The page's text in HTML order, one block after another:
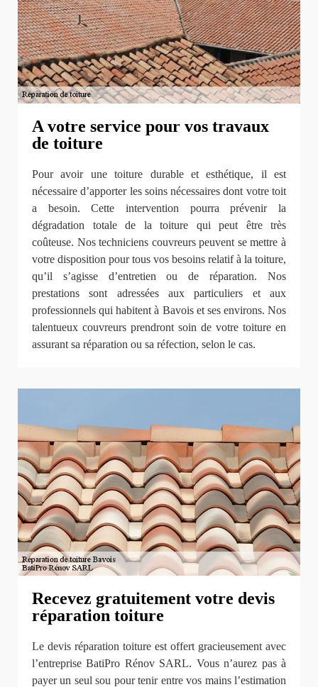
A votre service pour vos travaux
de toiture
Pour avoir une toiture durable et esthétique, il est
nécessaire d’apporter les soins nécessaires dont votre toit
a besoin. Cette intervention pourra prévenir la
dégradation totale de la toiture qui peut être très
coûteuse. Nos techniciens couvreurs peuvent se mettre à
votre disposition pour tous vos besoins relatif à la toiture,
qu’il s’agisse d’entretien ou de réparation. Nos
prestations sont adressées aux particuliers et aux
professionnels qui habitent à Bavois et ses environs. Nos
talentueux couvreurs prendront soin de votre toiture en
assurant sa réparation ou sa réfection, selon le cas.
Recevez gratuitement votre devis
réparation toiture
Le devis réparation toiture est offert gracieusement avec
l’entreprise BatiPro Rénov SARL. Vous n’aurez pas à
payer un seul sou pour tenir entre vos mains l’estimation